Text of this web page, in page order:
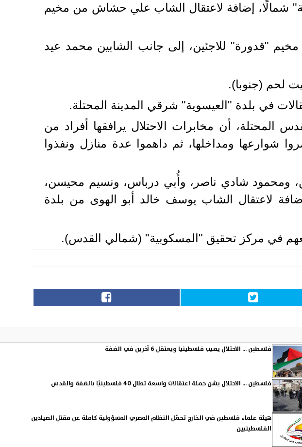
شمالًا، إضافة لاعتقال الشاب علي حشاش من مخيم
"قدورة" للاجئين، إلى جانب الشابين محمد عيد
لحم (جنوبا).
في بلدة "العيسوية" شرقي المدينة المحتلة.
أن مخابرات الاحتلال يرافقها أفراد من
شوارعها ومداخلها، ثم داهموا عدة منازل ونفذوا
ومحمود شادي ناصر، وأُبي درباس، ونسيم محيسن،
لاعتقال الشاب يوسف خالد أبو الهوى من بلدة
معهم في مركز تحقيق "المسكوبية" (شمالي القدس).
فلسطين ... الاحتلال يصيب فلسطينيا ويعتقل 6 آخرين في الضفة
فلسطين ... الاحتلال يشن حملة اعتقالات واسعة تطال 40 فلسطينيًا بالضفة والقدس
هيئة علماء فلسطين في الخارج تحمّل النظام المصري المسؤولية كاملة عن مقتل الصيادين
الفلسطينيين